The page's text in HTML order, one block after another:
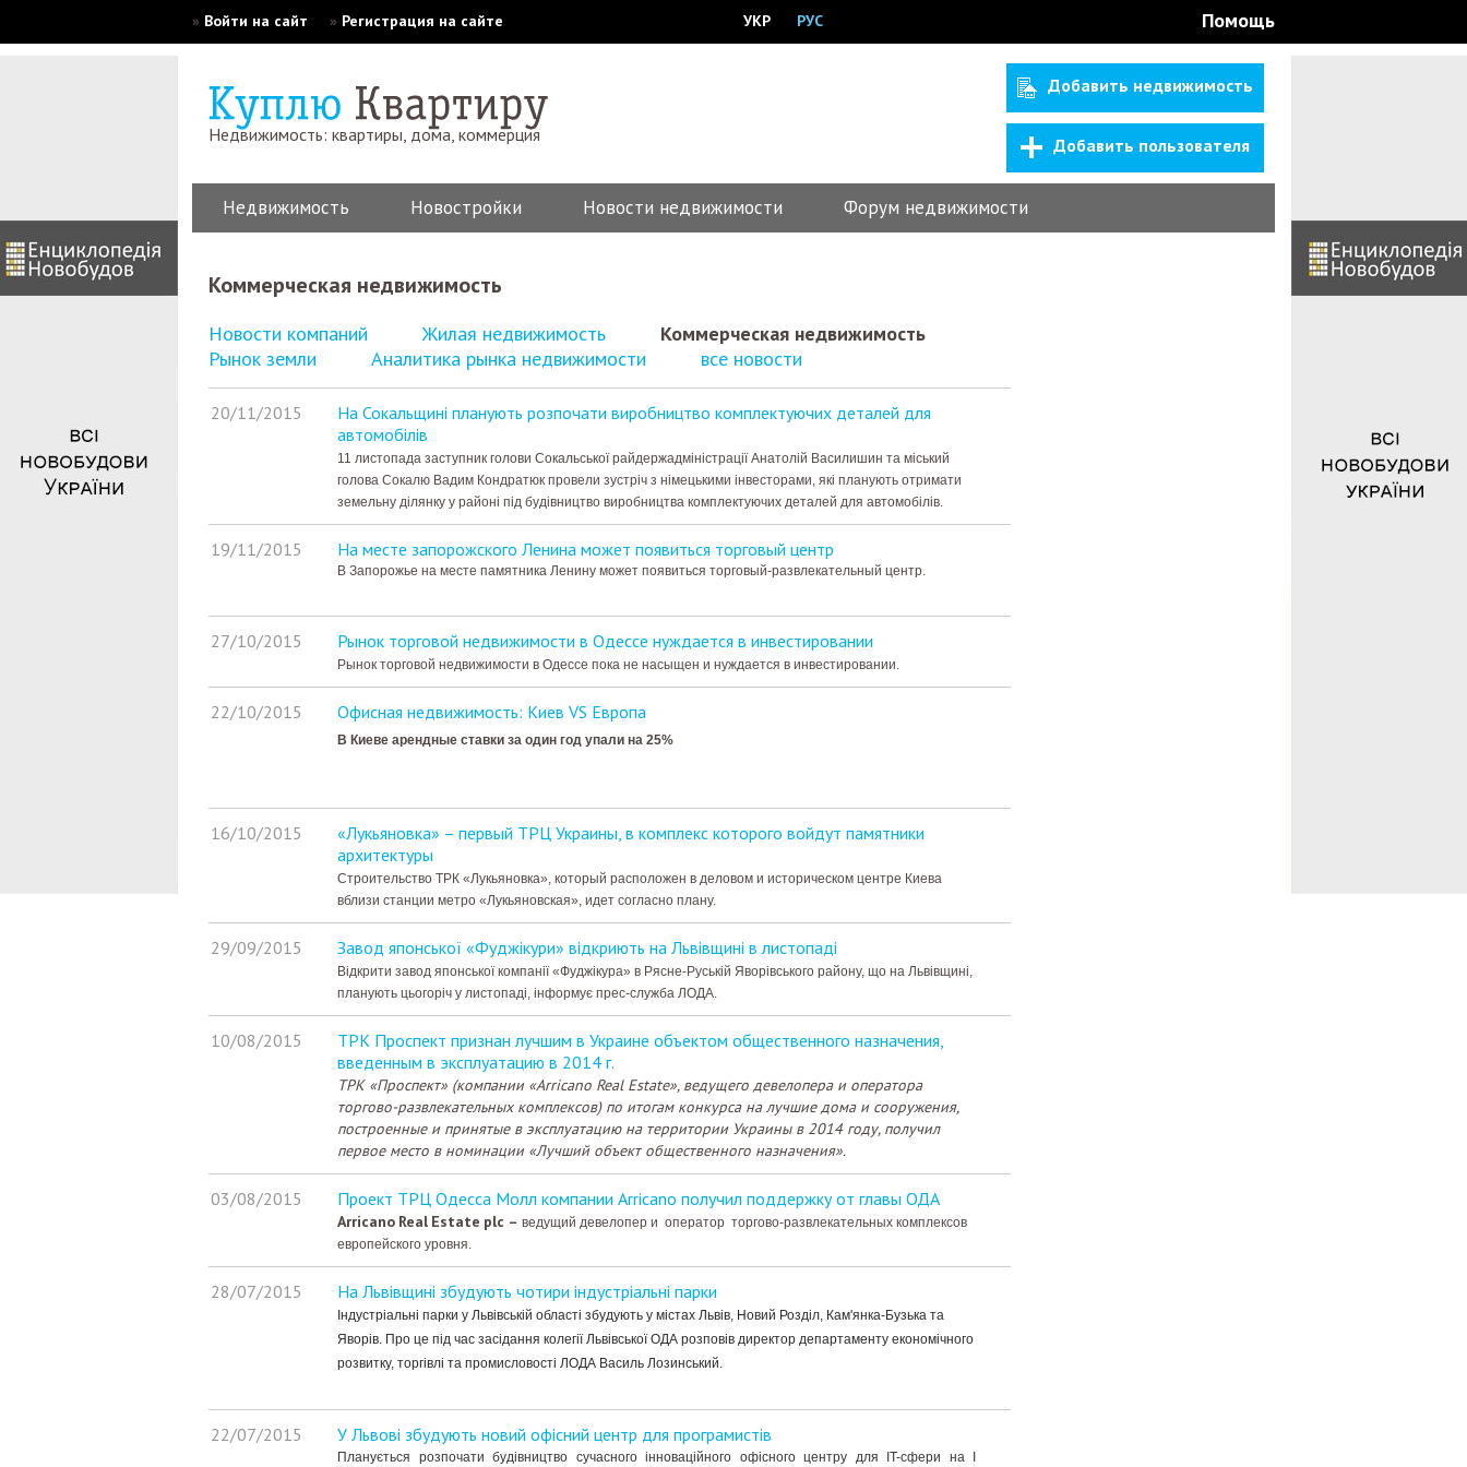
» Войти на сайт » Регистрация на сайте УКР РУС Помощь
Недвижимость: квартиры, дома, коммерция
Добавить недвижимость
Добавить пользователя
Недвижимость Новостройки Новости недвижимости Форум недвижимости
Коммерческая недвижимость
Новости компаний Жилая недвижимость
Коммерческая недвижимость
Рынок земли
Аналитика рынка недвижимости все новости
20/11/2015
На Сокальщині планують розпочати виробництво комплектуючих деталей для
автомобілів
11 листопада заступник голови Сокальської райдержадміністрації Анатолій Василишин та міський
голова Сокалю Вадим Кондратюк провели зустріч з німецькими інвесторами, які планують отримати
земельну ділянку у районі під будівництво виробництва комплектуючих деталей для автомобілів.
19/11/2015 На месте запорожского Ленина может появиться торговый центр
В Запорожье на месте памятника Ленину может появиться торговый-развлекательный центр.
27/10/2015 Рынок торговой недвижимости в Одессе нуждается в инвестировании
Рынок торговой недвижимости в Одессе пока не насыщен и нуждается в инвестировании.
22/10/2015 Офисная недвижимость: Киев VS Европа
В Киеве арендные ставки за один год упали на 25%
16/10/2015
«Лукьяновка» – первый ТРЦ Украины, в комплекс которого войдут памятники
архитектуры
Строительство ТРК «Лукьяновка», который расположен в деловом и историческом центре Киева
вблизи станции метро «Лукьяновская», идет согласно плану.
29/09/2015 Завод японської «Фуджікури» відкриють на Львівщині в листопаді
Відкрити завод японської компанії «Фуджікура» в Рясне-Руській Яворівського району, що на Львівщині,
планують цьогоріч у листопаді, інформує прес-служба ЛОДА.
10/08/2015
ТРК Проспект признан лучшим в Украине объектом общественного назначения,
введенным в эксплуатацию в 2014 г.
ТРК «Проспект» (компании «Arricano Real Estate», ведущего девелопера и оператора
торгово-развлекательных комплексов) по итогам конкурса на лучшие дома и сооружения,
построенные и принятые в эксплуатацию на территории Украины в 2014 году, получил
первое место в номинации «Лучший объект общественного назначения».
03/08/2015 Проект ТРЦ Одесса Молл компании Arricano получил поддержку от главы ОДА
Arricano Real Estate plc – ведущий девелопер и оператор торгово-развлекательных комплексов
европейского уровня.
28/07/2015 На Львівщині збудують чотири індустріальні парки
Індустріальні парки у Львівській області збудують у містах Львів, Новий Розділ, Кам'янка-Бузька та
Яворів. Про це під час засідання колегії Львівської ОДА розповів директор департаменту економічного
розвитку, торгівлі та промисловості ЛОДА Василь Лозинський.
22/07/2015 У Львові збудують новий офісний центр для програмистів
Планується розпочати будівництво сучасного інноваційного офісного центру для IT-сфери на І